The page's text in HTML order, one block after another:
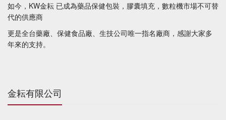
如今，KW金耘 已成為藥品保健包裝，膠囊填充，數粒機市場不可替
代的供應商
更是全台藥廠、保健食品廠、生技公司唯一指名廠商，感謝大家多
年來的支持。
金耘有限公司